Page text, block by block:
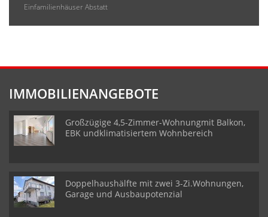
Einfamilienhäuser Abstatt
IMMOBILIENANGEBOTE
Großzügige 4,5-Zimmer-Wohnungmit Balkon,
EBK undklimatisiertem Wohnbereich
Doppelhaushälfte mit zwei 3-Zi.Wohnungen,
Garage und Ausbaupotenzial